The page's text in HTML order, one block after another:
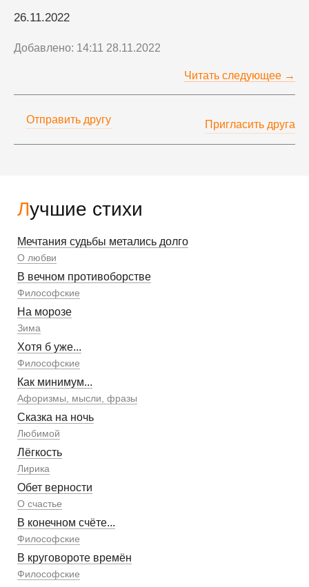
Лучшие стихи
Мечтания судьбы метались долго
О любви
В вечном противоборстве
Философские
На морозе
Зима
Хотя б уже...
Философские
Как минимум...
Афоризмы, мысли, фразы
Сказка на ночь
Любимой
Лёгкость
Лирика
Обет верности
О счастье
В конечном счёте...
Философские
В круговороте времён
Философские
26.11.2022
Добавлено: 14:11 28.11.2022
Читать следующее →
Отправить другу Пригласить друга